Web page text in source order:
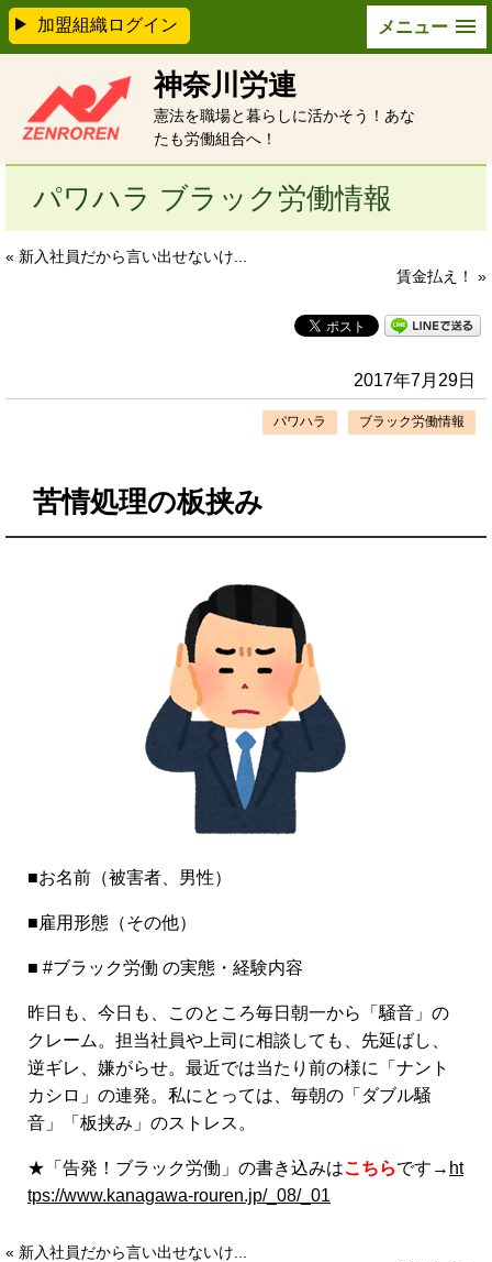
メニュー
神奈川労連
憲法を職場と暮らしに活かそう！あな
たも労働組合へ！
加盟組織ログイン
パワハラ ブラック労働情報
« 新入社員だから言い出せないけ...
賃金払え！ »
2017年7月29日
パワハラ ブラック労働情報
苦情処理の板挟み
■お名前（被害者、男性）
■雇用形態（その他）
■ #ブラック労働 の実態・経験内容
昨日も、今日も、このところ毎日朝一から「騒音」の
クレーム。担当社員や上司に相談しても、先延ばし、
逆ギレ、嫌がらせ。最近では当たり前の様に「ナント
カシロ」の連発。私にとっては、毎朝の「ダブル騒
音」「板挟み」のストレス。
★「告発！ブラック労働」の書き込みはこちらです→ ht
tps://www.kanagawa-rouren.jp/_08/_01
« 新入社員だから言い出せないけ...